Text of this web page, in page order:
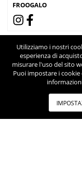
Utilizziamo i nostri
esperienza di
misurare l'uso del sito
Puoi impostare i
FROOGALO